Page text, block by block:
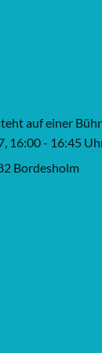
16:00 - 16:45
Bordesholm